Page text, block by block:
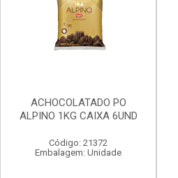
ACHOCOLATADO PO
ALPINO 1KG CAIXA 6UND
Código: 21372
Embalagem: Unidade